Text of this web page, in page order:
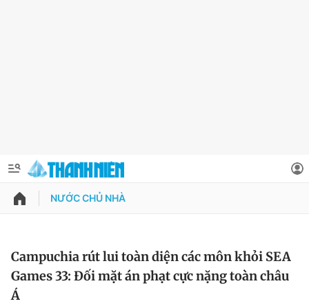
QUẢNG CÁO
Chuyên mục
Thông tin tài khoản
Đổi mật khẩu
NƯỚC CHỦ NHÀ
Campuchia rút lui toàn diện các môn khỏi SEA
Games 33: Đối mặt án phạt cực nặng toàn châu
Á